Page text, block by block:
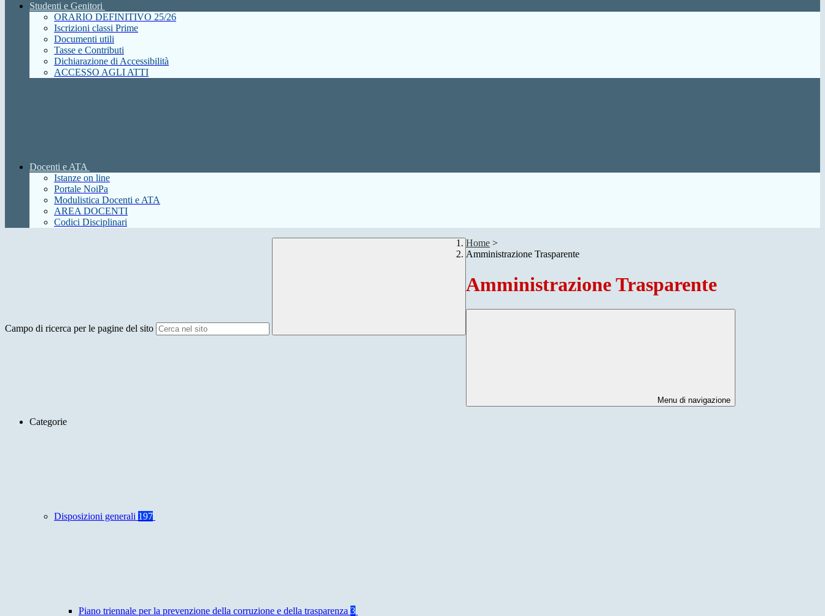
Studenti e Genitori
ORARIO DEFINITIVO 25/26
Iscrizioni classi Prime
Documenti utili
Tasse e Contributi
Dichiarazione di Accessibilità
ACCESSO AGLI ATTI
Docenti e ATA
Istanze on line
Portale NoiPa
Modulistica Docenti e ATA
AREA DOCENTI
Codici Disciplinari
Campo di ricerca per le pagine del sito
Home >
Amministrazione Trasparente
Amministrazione Trasparente
Menu di navigazione
Categorie
Disposizioni generali 197
Piano triennale per la prevenzione della corruzione e della trasparenza 3